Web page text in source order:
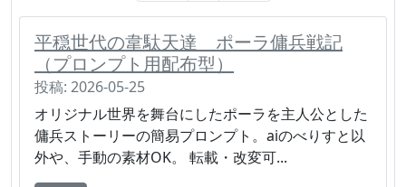
平穏世代の韋駄天達 ポーラ傭兵戦記
（プロンプト用配布型）
投稿: 2026-05-25
オリジナル世界を舞台にしたポーラを主人公とした
傭兵ストーリーの簡易プロンプト。aiのべりすと以
外や、手動の素材OK。 転載・改変可...